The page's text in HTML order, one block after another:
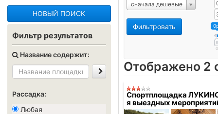
НОВЫЙ ПОИСК
Фильтр результатов
Название содержит:
Рассадка:
Любая
сначала дешевые
Фильтровать
Отображено 2
Спортплощадка
я выездных